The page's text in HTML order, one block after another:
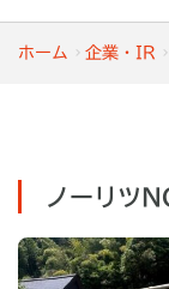
ホーム 企業・IR
ノーリツ